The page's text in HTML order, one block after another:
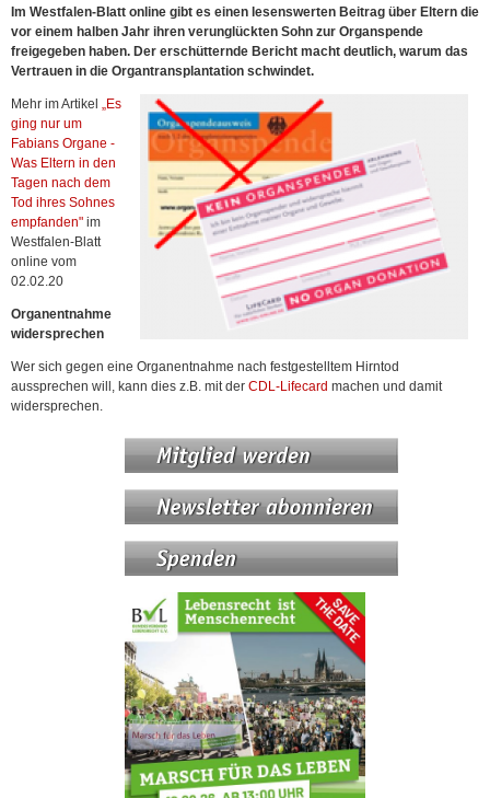
Im Westfalen-Blatt online gibt es einen lesenswerten Beitrag über Eltern die
vor einem halben Jahr ihren verunglückten Sohn zur Organspende
freigegeben haben. Der erschütternde Bericht macht deutlich, warum das
Vertrauen in die Organtransplantation schwindet.
Mehr im Artikel „Es
ging nur um
Fabians Organe -
Was Eltern in den
Tagen nach dem
Tod ihres Sohnes
empfanden" im
Westfalen-Blatt
online vom
02.02.20
Organentnahme
widersprechen
Wer sich gegen eine Organentnahme nach festgestelltem Hirntod
aussprechen will, kann dies z.B. mit der CDL-Lifecard machen und damit
widersprechen.